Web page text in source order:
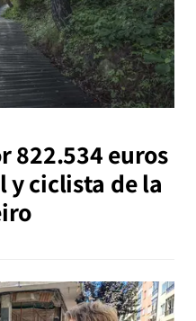
822.534 euros
y ciclista de la